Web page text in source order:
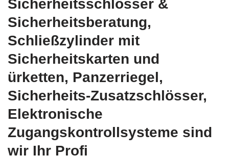
Sicherheitsschlösser &
Sicherheitsberatung,
Schließzylinder mit
Sicherheitskarten und
ürketten, Panzerriegel,
Sicherheits-Zusatzschlösser,
Elektronische
Zugangskontrollsysteme sind
wir Ihr Profi